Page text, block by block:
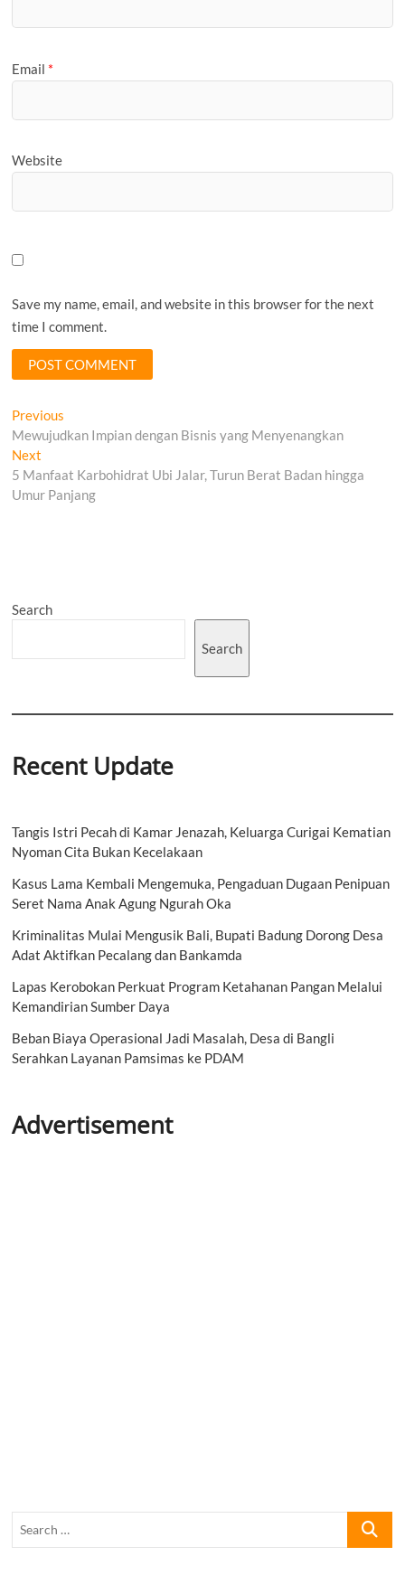
Email *
Website
Save my name, email, and website in this browser for the next
time I comment.
Post
navigation
Previous
post:
Mewujudkan Impian dengan Bisnis yang Menyenangkan
Next
post:
5 Manfaat Karbohidrat Ubi Jalar, Turun Berat Badan hingga
Umur Panjang
Search
Search
Recent Update
Tangis Istri Pecah di Kamar Jenazah, Keluarga Curigai Kematian
Nyoman Cita Bukan Kecelakaan
Kasus Lama Kembali Mengemuka, Pengaduan Dugaan Penipuan
Seret Nama Anak Agung Ngurah Oka
Kriminalitas Mulai Mengusik Bali, Bupati Badung Dorong Desa
Adat Aktifkan Pecalang dan Bankamda
Lapas Kerobokan Perkuat Program Ketahanan Pangan Melalui
Kemandirian Sumber Daya
Beban Biaya Operasional Jadi Masalah, Desa di Bangli
Serahkan Layanan Pamsimas ke PDAM
Advertisement
Search